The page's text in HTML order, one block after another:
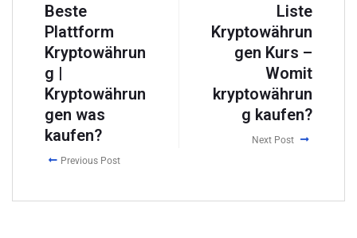
Beste
Plattform
Kryptowährun
g |
Kryptowährun
gen was
kaufen?
Previous Post
Liste
Kryptowährun
gen Kurs –
Womit
kryptowährun
g kaufen?
Next Post